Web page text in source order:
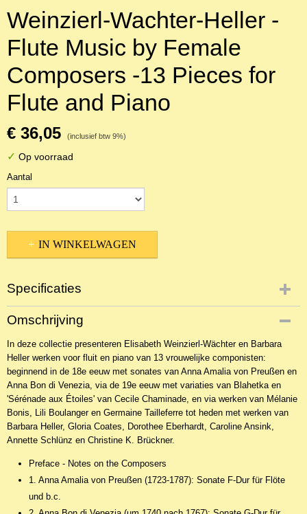
Weinzierl-Wachter-Heller -
Flute Music by Female
Composers -13 Pieces for
Flute and Piano
€ 36,05 (inclusief btw 9%)
✓ Op voorraad
Aantal
IN WINKELWAGEN
Specificaties
Productcode
NBLNIn-24852
EAN code
9790001141147
Omschrijving
In deze collectie presenteren Elisabeth Weinzierl-Wächter en Barbara
Heller werken voor fluit en piano van 13 vrouwelijke componisten:
beginnend in de 18e eeuw met sonates van Anna Amalia von Preußen en
Anna Bon di Venezia, via de 19e eeuw met variaties van Blahetka en
'Sérénade aux Étoiles' van Cecile Chaminade, en via werken van Mélanie
Bonis, Lili Boulanger en Germaine Tailleferre tot heden met werken van
Barbara Heller, Gloria Coates, Dorothee Eberhardt, Caroline Ansink,
Annette Schlünz en Christine K. Brückner.
Preface - Notes on the Composers
1. Anna Amalia von Preußen (1723-1787): Sonate F-Dur für Flöte
und b.c.